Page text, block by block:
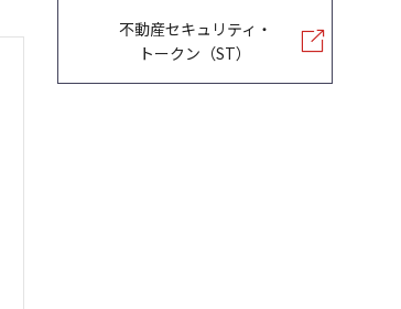
不動産セキュリティ・
トークン（ST）